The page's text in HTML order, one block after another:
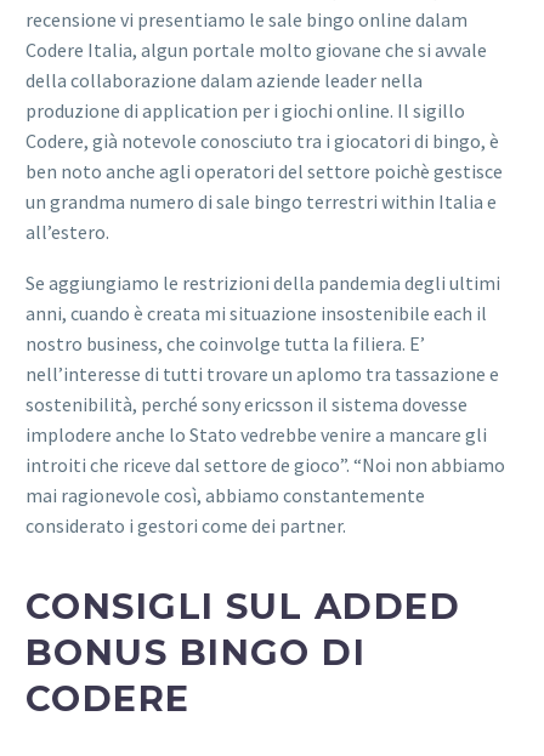
recensione vi presentiamo le sale bingo online dalam
Codere Italia, algun portale molto giovane che si avvale
della collaborazione dalam aziende leader nella
produzione di application per i giochi online. Il sigillo
Codere, già notevole conosciuto tra i giocatori di bingo, è
ben noto anche agli operatori del settore poichè gestisce
un grandma numero di sale bingo terrestri within Italia e
all’estero.
Se aggiungiamo le restrizioni della pandemia degli ultimi
anni, cuando è creata mi situazione insostenibile each il
nostro business, che coinvolge tutta la filiera. E’
nell’interesse di tutti trovare un aplomo tra tassazione e
sostenibilità, perché sony ericsson il sistema dovesse
implodere anche lo Stato vedrebbe venire a mancare gli
introiti che riceve dal settore de gioco”. “Noi non abbiamo
mai ragionevole così, abbiamo constantemente
considerato i gestori come dei partner.
CONSIGLI SUL ADDED
BONUS BINGO DI
CODERE